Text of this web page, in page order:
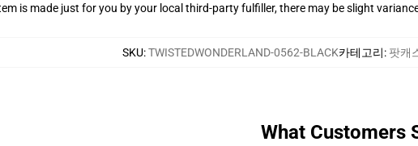
is made just for you by your local third-party fulfiller, there may be slight
SKU:TWISTEDWONDERLAND-0562-BLACK카테고리: 팟캐
What Customers